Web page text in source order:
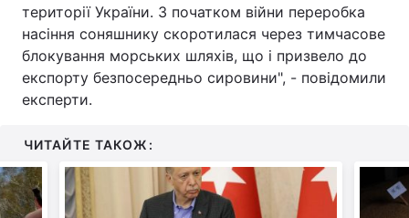
території України. З початком війни переробка
насіння соняшнику скоротилася через тимчасове
блокування морських шляхів, що і призвело до
експорту безпосередньо сировини", - повідомили
експерти.
ЧИТАЙТЕ ТАКОЖ: